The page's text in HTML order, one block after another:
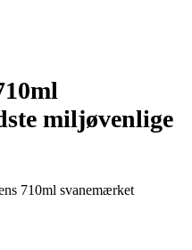
miljøvenlige